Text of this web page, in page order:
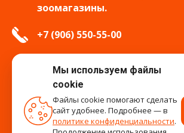
зоомагазины.
+7 (906) 550-55-00
info.tver@bars-vet.ru
время работы
Мы используем файлы
cookie
Файлы cookie помогают сделать
сайт удобнее. Подробнее — в
политике конфиденциальности.